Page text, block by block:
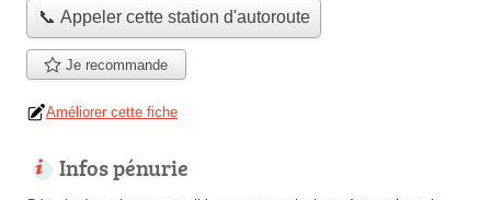
📞 Appeler cette station d'autoroute
Je recommande
Améliorer cette fiche
Infos pénurie